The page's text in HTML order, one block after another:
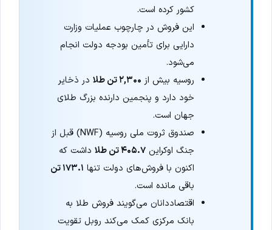
کشور کرده است.
این فروش در چارچوب عملیات وزارت
دارایی برای تأمین بودجه دولت انجام
می‌شود.
روسیه بیش از ۲,۳۰۰ تن طلا
در ذخایر
خود دارد و پنجمین دارنده بزرگ طلای
جهان است.
صندوق ثروت ملی روسیه (NWF) قبل از
جنگ اوکراین۴۰۵.۷ تن طلا
داشت که
اکنون با فروش‌های دولت تنها ۱۷۳.۱ تن
باقی مانده است.
اقتصاددانان می‌گویند فروش طلا به
بانک مرکزی کمک می‌کند روبل تقویت